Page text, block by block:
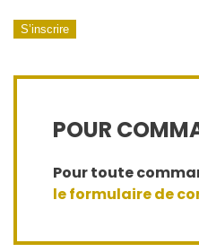
S’inscrire
POUR
Pour toute
le formulaire de